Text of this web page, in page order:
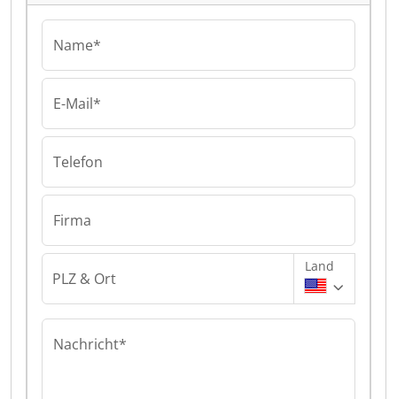
Name*
E-Mail*
Telefon
Firma
PLZ & Ort
Land
Nachricht*